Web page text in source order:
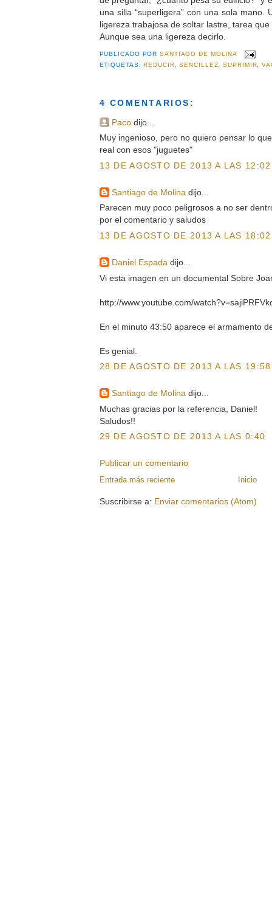
una silla “superligera” con una sola
ligereza trabajosa de soltar lastre, tarea
Aunque sea una ligereza decirlo.
PUBLICADO PORSANTIAGO DE MOLINA
ETIQUETAS:REDUCIR,SENCILLEZ,SUPRIMIR,
4 COMENTARIOS:
Pacodijo...
Muy ingenioso, pero no quiero pensar lo
real con esos "juguetes"
13 DE AGOSTO DE 2013 A LAS 12:02
Santiago de Molina dijo...
Parecen muy poco peligrosos a no ser
por el comentario y saludos
13 DE AGOSTO DE 2013 A LAS 18:02
Daniel Espadadijo...
Vi esta imagen en un documental Sobre
http://www.youtube.com/
En el minuto 43:50 aparece el armamento
Es genial.
28 DE AGOSTO DE 2013 A LAS 19:58
Santiago de Molinadijo...
Muchas gracias por la referencia, Daniel!
Saludos!!
29 DE AGOSTO DE 2013 A LAS 0:40
Publicar un comentario
Entrada más reciente Inicio
Suscribirse a: Enviar comentarios (Atom)